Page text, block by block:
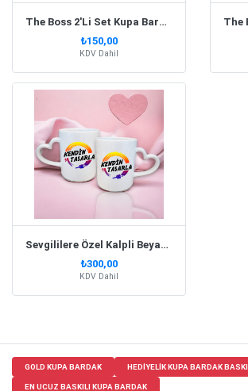
The Boss 2'Li Set Kupa Bardak Yuvarlak Kulp
₺150,00
KDV Dahil
Sevgililere Özel Kalpli Beyaz Kupa Bardak Set
₺300,00
KDV Dahil
GOLD KUPA BARDAK HEDIYELIK KUPA BARDAK BASKI
EN UCUZ BASKILI KUPA BARDAK